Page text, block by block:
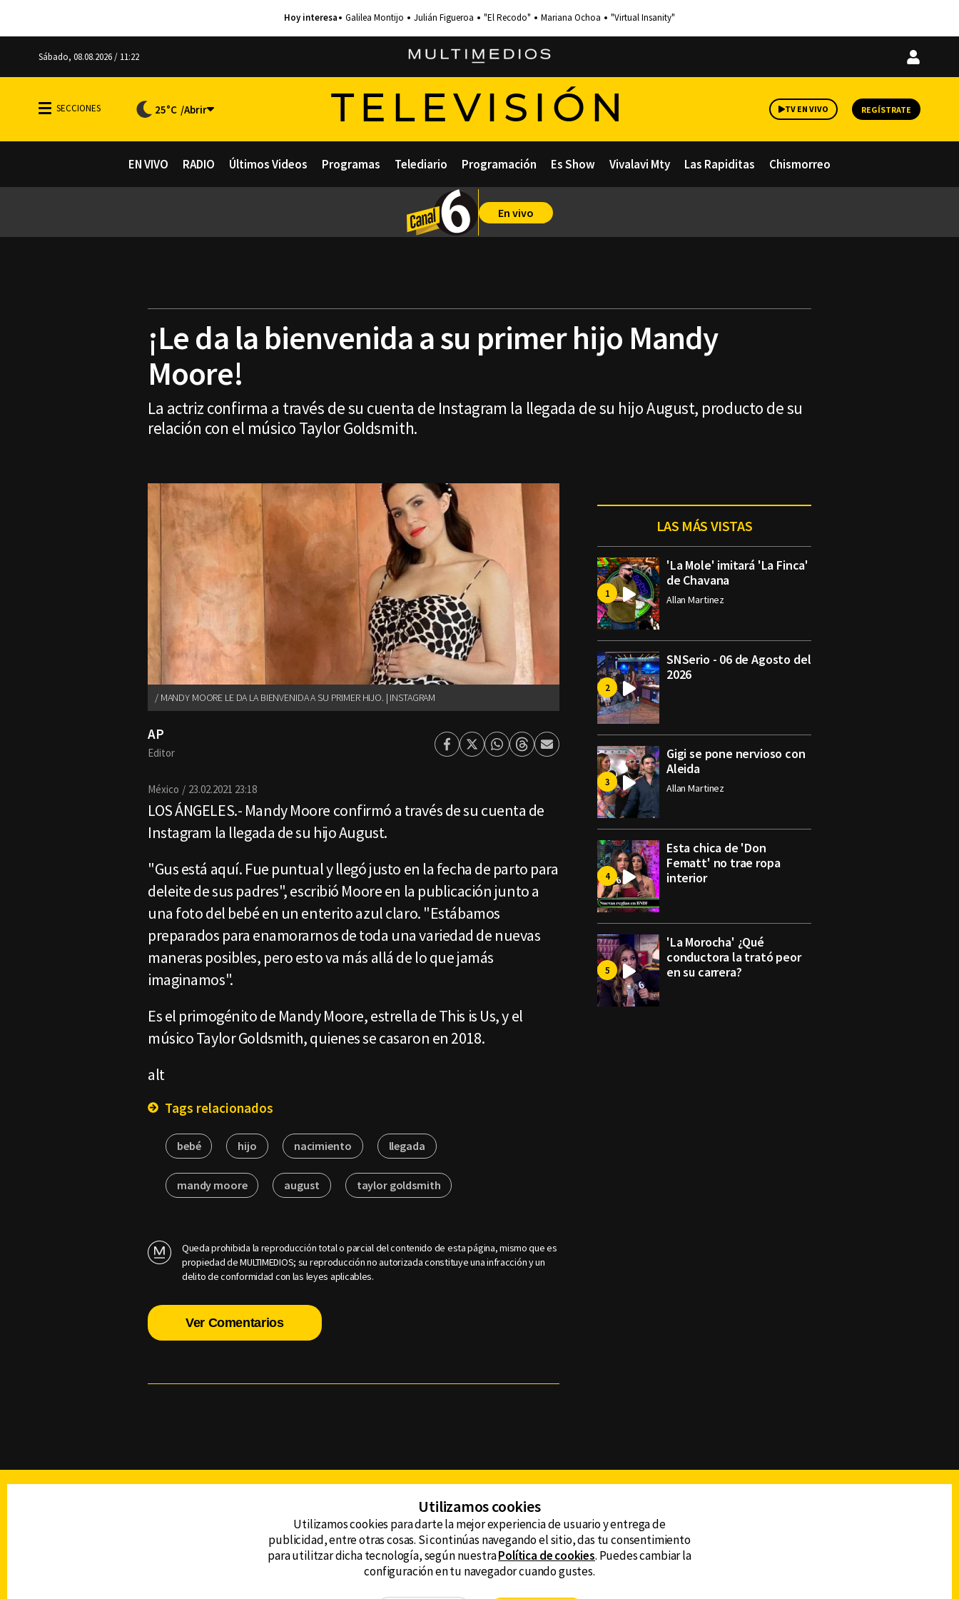
Galilea Montijo Julián Figueroa "El Recodo" Mariana Ochoa "Virtual Insanity"
Sábado, 08.08.2026 / 11:22
Iniciar
25°C TELEVISIÓN TV EN VIVO REGÍSTRATE
EN VIVO RADIO Últimos Videos Programas Telediario Programación Es Show Vivalavi Mty Las Rapiditas Chismorreo
En vivo
¡Le da la bienvenida a su primer hijo Mandy
Moore!
La actriz confirma a través de su cuenta de Instagram la llegada de su hijo August, producto de su
relación con el músico Taylor Goldsmith.
MANDY MOORE LE DA LA BIENVENIDA A SU PRIMER HIJO. | INSTAGRAM
AP
Editor Facebook
TwitterWhatsapp
ThreadsEnviar
México 23.02.2021 23:18
LOS ÁNGELES.- Mandy Moore confirmó a través de su cuenta de
Instagram la llegada de su hijo August.
"Gus está aquí. Fue puntual y llegó justo en la fecha de parto para
deleite de sus padres", escribió Moore en la publicación junto a
una foto del bebé en un enterito azul claro. "Estábamos
preparados para enamorarnos de toda una variedad de nuevas
maneras posibles, pero esto va más allá de lo que jamás
imaginamos".
Es el primogénito de Mandy Moore, estrella de This is Us, y el
músico Taylor Goldsmith, quienes se casaron en 2018.
alt
Tags relacionados
bebé hijo nacimiento llegada
mandy moore august taylor goldsmith
Queda prohibida la reproducción total o parcial del contenido de esta página, mismo que es
propiedad de MULTIMEDIOS; su reproducción no autorizada constituye una infracción y un
delito de conformidad con las leyes aplicables.
Ver Comentarios
LAS MÁS VISTAS
'La Mole' imitará 'La Finca'
de Chavana
Allan Martinez
SNSerio - 06 de Agosto del
2026
Gigi se pone nervioso con
Aleida
Allan Martinez
Esta chica de 'Don
Fematt' no trae ropa
interior
'La Morocha' ¿Qué
conductora la trató peor
en su carrera?
DERECHOS RESERVADOS © CANAL 6 2026
Prohibida la reproducción total o parcial, incluyendo
CONTACTO
AVISO DE PRIVACIDAD
AVISO LEGAL
DEFENSORÍA DE LAS AUDIENCIAS
Utilizamos cookies
Utilizamos cookies para darte la mejor experiencia de usuario y entrega de
publicidad, entre otras cosas. Si continúas navegando el sitio, das tu consentimiento
para utilitzar dicha tecnología, según nuestraPolítica de cookies. Puedes cambiar la
configuración en tu navegador cuando gustes.